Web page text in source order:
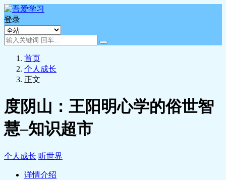
登录
首页
个人成长
正文
度阴山：王阳明心学的俗世智
慧–知识超市
个人成长 听世界
详情介绍